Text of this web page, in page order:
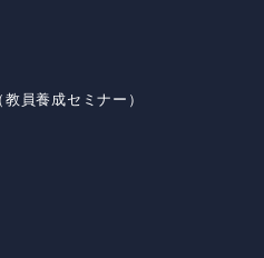
員養成セミナー）